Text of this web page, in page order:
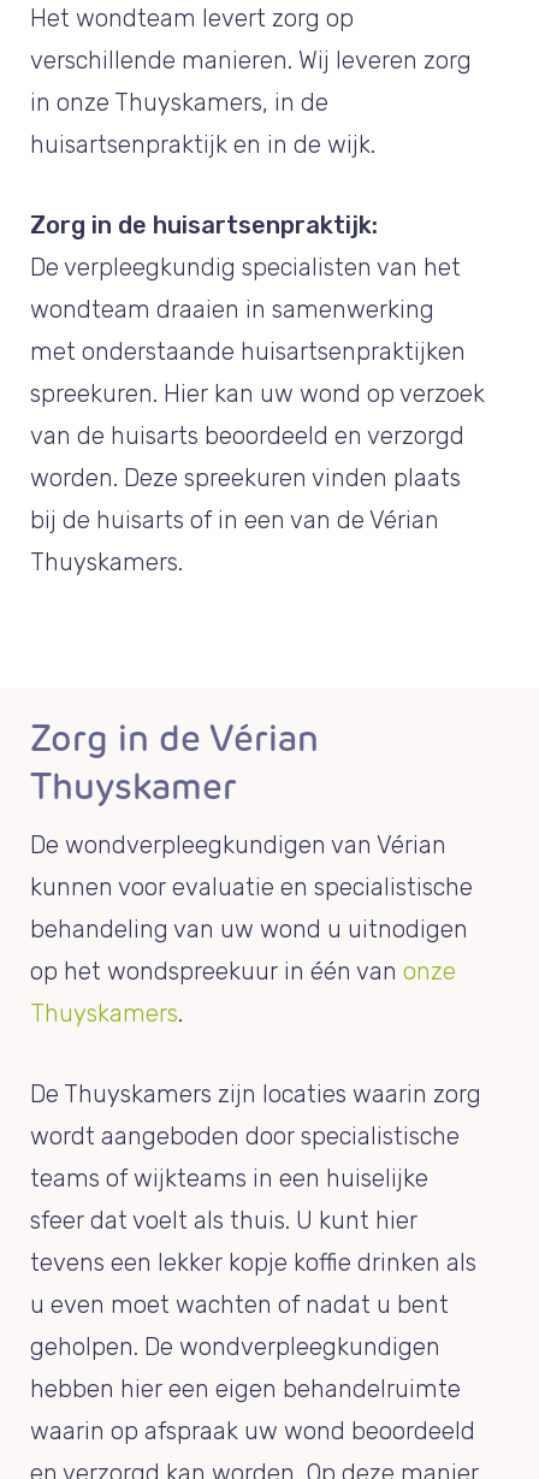
Het wondteam levert zorg op
verschillende manieren. Wij leveren zorg
in onze Thuyskamers, in de
huisartsenpraktijk en in de wijk.
Zorg in de huisartsenpraktijk:
De verpleegkundig specialisten van het
wondteam draaien in samenwerking
met onderstaande huisartsenpraktijken
spreekuren. Hier kan uw wond op verzoek
van de huisarts beoordeeld en verzorgd
worden. Deze spreekuren vinden plaats
bij de huisarts of in een van de Vérian
Thuyskamers.
Zorg in de Vérian
Thuyskamer
De wondverpleegkundigen van Vérian
kunnen voor evaluatie en specialistische
behandeling van uw wond u uitnodigen
op het wondspreekuur in één van onze
Thuyskamers.
De Thuyskamers zijn locaties waarin zorg
wordt aangeboden door specialistische
teams of wijkteams in een huiselijke
sfeer dat voelt als thuis. U kunt hier
tevens een lekker kopje koffie drinken als
u even moet wachten of nadat u bent
geholpen. De wondverpleegkundigen
hebben hier een eigen behandelruimte
waarin op afspraak uw wond beoordeeld
en verzorgd kan worden. Op deze manier